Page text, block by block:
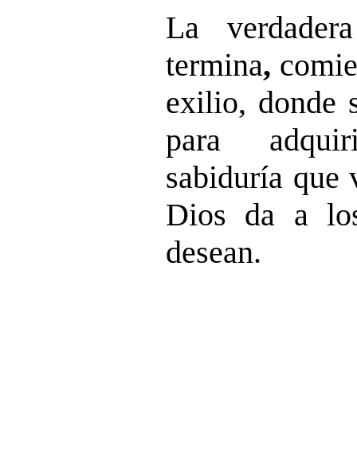
La
termina,
exilio, donde
para
sabiduría que
Dios da a
desean.